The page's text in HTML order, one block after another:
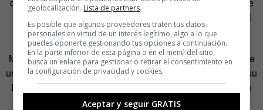
1933 —recientemente remasterizadas y coloreadas— del
último ejemplar conocido de esa especie ya extinguida.
Me sorprendió verlas, pues su aspecto se acerca más al de
una hiena que al de un tigre. Me impresiono el tamaño de su
boca y me dio mucha pena pensar dónde y cómo pasó su
vida este animal.
geolocalización. Lista de partners.
Es posible que algunos proveedores traten tus datos
personales en virtud de un interés legítimo, algo a lo que
puedes oponerte gestionando tus opciones a continuación.
En la parte inferior de esta página o en el menú del sitio,
busca un enlace para gestionar o retirar el consentimiento en
la configuración de privacidad y cookies.
Aceptar y seguir GRATIS